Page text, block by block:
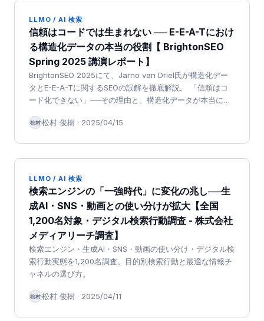
LLMO / AI 検索
信頼はコードでは生まれない ── E-E-A-Tにおけ
る構造化データの本当の役割【 BrightonSEO
Spring 2025 講演レポート】
BrightonSEO 2025にて、Jarno van Driel氏が構造化デー
タとE-E-A-Tに関するSEOの誤解を徹底解説。 「信頼はコ
ード化できない」──その理由と、構造化データが本当にコ
松村松村 俊樹 · 2025/04/15
LLMO / AI 検索
検索エンジンの「一強時代」に変化の兆し──生
成AI・SNS・動画との使い分けが拡大【全国
1,200名対象・デジタル検索行動調査 - 株式会社
メディアリーチ調査】
検索エンジン・生成AI・SNS・動画の使い分け・デジタル検
索行動実態を1,200名調査。目的別検索行動と最適な情報チ
ャネルの選び方。
松村松村 俊樹 · 2025/04/11